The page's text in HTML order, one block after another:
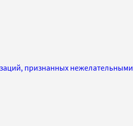
признанных нежелательными